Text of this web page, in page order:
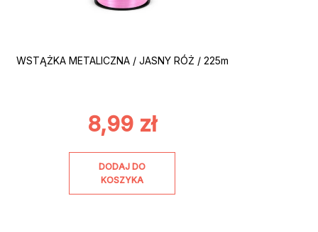
WSTĄŻKA METALICZNA / JASNY RÓŻ / 225m
8,99 zł
DODAJ DO
KOSZYKA